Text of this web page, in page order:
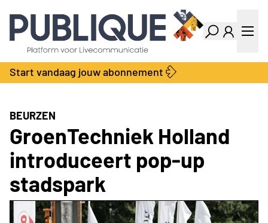
Industry Dashboard
Vacatures
Kalender
Producten
Bedrijvengids
Locatie Finder
Contact
Over ons
Adverteren
Abonnementen
Start vandaag jouw abonnement
BEURZEN
GroenTechniek Holland
introduceert pop-up
stadspark